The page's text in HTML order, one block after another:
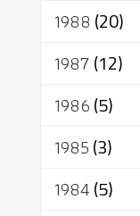
1988 (20)
1987(12)
1986(5)
1985(3)
1984(5)